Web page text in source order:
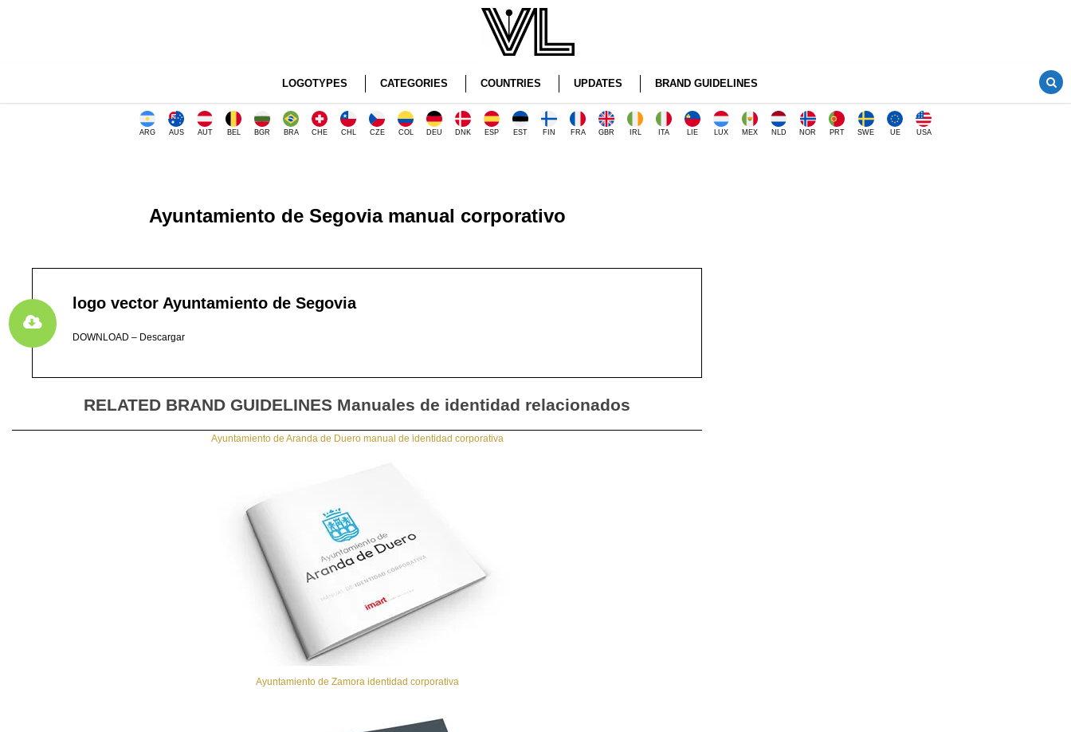
LOGOTYPES CATEGORIES COUNTRIES UPDATES BRAND GUIDELINES
ARG AUS AUT BEL BGR BRA CHE CHL CZE COL DEU DNK ESP EST FIN FRA GBR IRL ITA LIE LUX MEX NLD NOR PRT SWE UE USA
Ayuntamiento de Segovia manual corporativo
logo vector Ayuntamiento de Segovia
DOWNLOAD – Descargar
RELATED BRAND GUIDELINES Manuales de identidad relacionados
Ayuntamiento de Aranda de Duero manual de identidad corporativa
Ayuntamiento de Zamora identidad corporativa